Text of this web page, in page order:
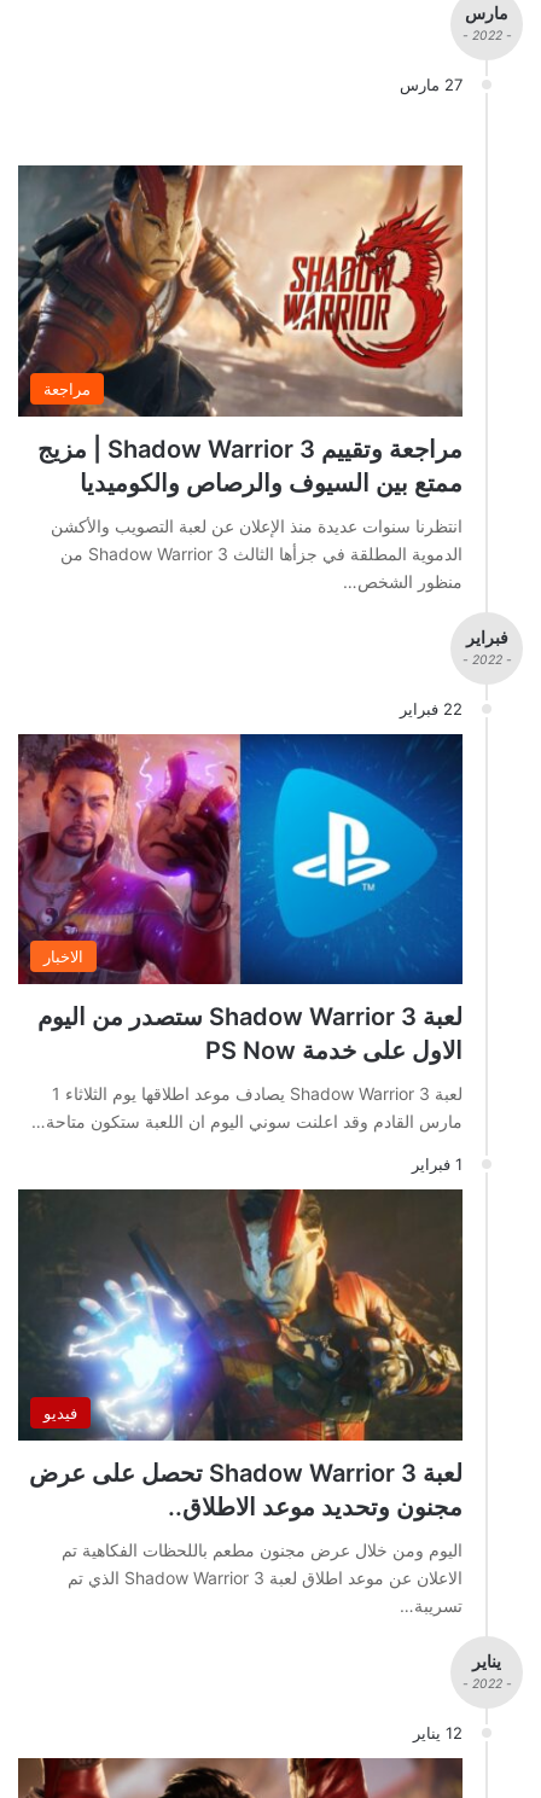
مارس
- 2022 -
27 مارس
مراجعة
مراجعة وتقييم Shadow Warrior 3 | مزيج
ممتع بين السيوف والرصاص والكوميديا
انتظرنا سنوات عديدة منذ الإعلان عن لعبة التصويب والأكشن
الدموية المطلقة في جزأها الثالث Shadow Warrior 3 من
منظور الشخص…
فبراير
- 2022 -
22 فبراير
الاخبار
لعبة Shadow Warrior 3 ستصدر من اليوم
الاول على خدمة PS Now
لعبة Shadow Warrior 3 يصادف موعد اطلاقها يوم الثلاثاء 1
مارس القادم وقد اعلنت سوني اليوم ان اللعبة ستكون متاحة…
1 فبراير
فيديو
لعبة Shadow Warrior 3 تحصل على عرض
مجنون وتحديد موعد الاطلاق..
اليوم ومن خلال عرض مجنون مطعم باللحظات الفكاهية تم
الاعلان عن موعد اطلاق لعبة Shadow Warrior 3 الذي تم
تسريبة…
يناير
- 2022 -
12 يناير